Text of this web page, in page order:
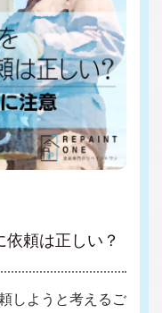
頼は正しい？
しようと考えるご